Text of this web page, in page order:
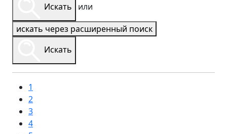
Искать
или
искать через расширенный поиск
Искать
1
2
3
4